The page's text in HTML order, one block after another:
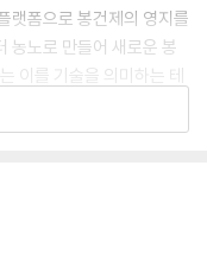
랫폼으로 봉건제의 영지를
농노로 만들어 새로운 봉
이를 기술을 의미하는 테
노퓨달리즘(Technofe
한 자본주의를 죽이고, 개
쓴 온갖 의견들을 다 알